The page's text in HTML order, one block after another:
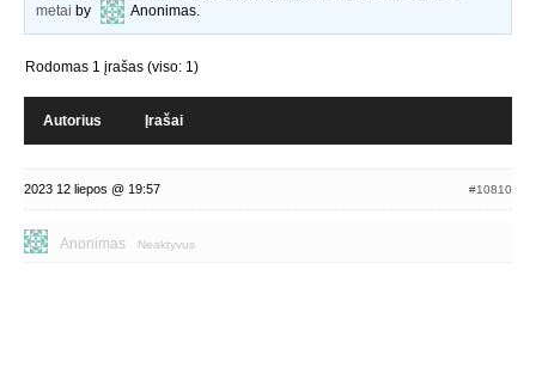
metai by Anonimas.
Rodomas 1 įrašas (viso: 1)
Autorius Įrašai
2023 12 liepos @ 19:57 #10810
Anonimas Neaktyvus